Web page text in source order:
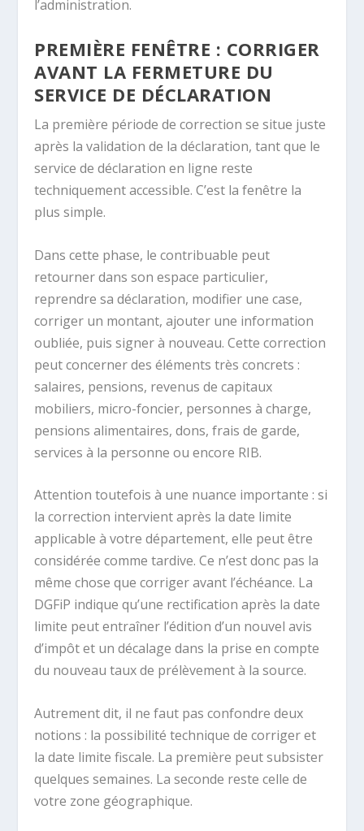
l’administration.
PREMIÈRE FENÊTRE : CORRIGER
AVANT LA FERMETURE DU
SERVICE DE DÉCLARATION
La première période de correction se situe juste
après la validation de la déclaration, tant que le
service de déclaration en ligne reste
techniquement accessible. C’est la fenêtre la
plus simple.
Dans cette phase, le contribuable peut
retourner dans son espace particulier,
reprendre sa déclaration, modifier une case,
corriger un montant, ajouter une information
oubliée, puis signer à nouveau. Cette correction
peut concerner des éléments très concrets :
salaires, pensions, revenus de capitaux
mobiliers, micro-foncier, personnes à charge,
pensions alimentaires, dons, frais de garde,
services à la personne ou encore RIB.
Attention toutefois à une nuance importante : si
la correction intervient après la date limite
applicable à votre département, elle peut être
considérée comme tardive. Ce n’est donc pas la
même chose que corriger avant l’échéance. La
DGFiP indique qu’une rectification après la date
limite peut entraîner l’édition d’un nouvel avis
d’impôt et un décalage dans la prise en compte
du nouveau taux de prélèvement à la source.
Autrement dit, il ne faut pas confondre deux
notions : la possibilité technique de corriger et
la date limite fiscale. La première peut subsister
quelques semaines. La seconde reste celle de
votre zone géographique.